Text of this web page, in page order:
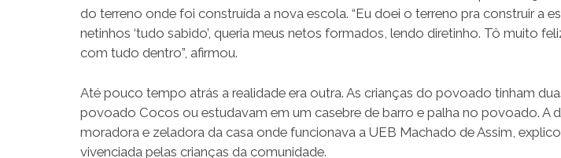
do terreno onde foi construída a nova escola. “Eu doei o terreno pra construir a
netinhos ‘tudo sabido’, queria meus netos formados, lendo diretinho. Tô muito
com tudo dentro”, afirmou.
Até pouco tempo atrás a realidade era outra. As crianças do povoado tinham
povoado Cocos ou estudavam em um casebre de barro e palha no povoado. A
moradora e zeladora da casa onde funcionava a UEB Machado de Assim,
vivenciada pelas crianças da comunidade.